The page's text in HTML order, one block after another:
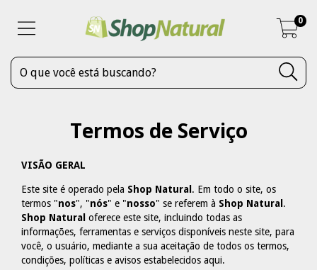
0
Termos de Serviço
VISÃO GERAL
Este site é operado pela Shop Natural . Em todo o site, os
termos "nos", "nós" e "nosso" se referem à Shop Natural .
Shop Natural oferece este site, incluindo todas as
informações, ferramentas e serviços disponíveis neste site, para
você, o usuário, mediante a sua aceitação de todos os termos,
condições, políticas e avisos estabelecidos aqui.